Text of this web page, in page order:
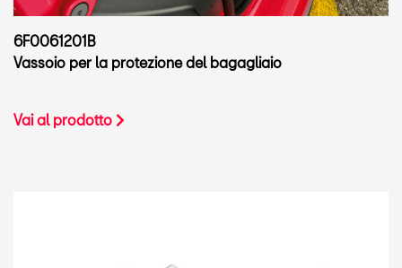
6F0061201B
Vassoio per la protezione del bagagliaio
Vai al prodotto